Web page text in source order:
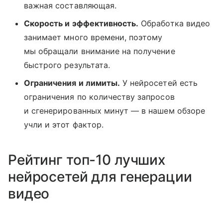
важная составляющая.
Скорость и эффективность. Обработка видео
занимает много времени, поэтому
мы обращали внимание на получение
быстрого результата.
Ограничения и лимиты. У нейросетей есть
ограничения по количеству запросов
и сгенерированных минут — в нашем обзоре
учли и этот фактор.
Рейтинг топ-10 лучших
нейросетей для генерации
видео